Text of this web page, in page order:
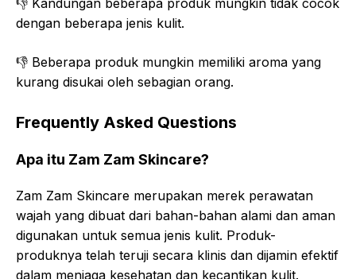
👎 Kandungan beberapa produk mungkin tidak cocok
dengan beberapa jenis kulit.
👎 Beberapa produk mungkin memiliki aroma yang
kurang disukai oleh sebagian orang.
Frequently Asked Questions
Apa itu Zam Zam Skincare?
Zam Zam Skincare merupakan merek perawatan
wajah yang dibuat dari bahan-bahan alami dan aman
digunakan untuk semua jenis kulit. Produk-
produknya telah teruji secara klinis dan dijamin efektif
dalam menjaga kesehatan dan kecantikan kulit.